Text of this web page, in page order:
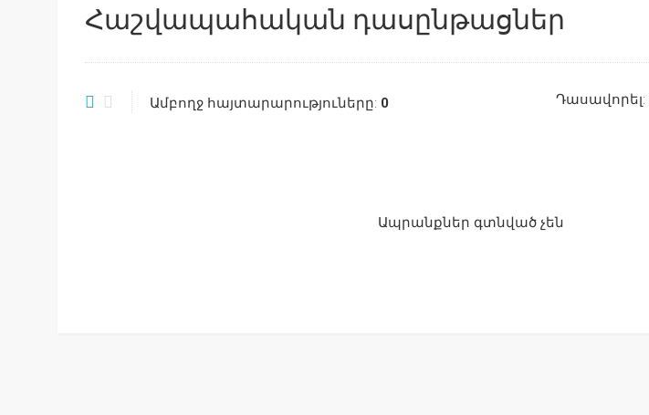
Հաշվապահական դասընթացներ
Ամբողջ հայտարարություները: 0 Դասավորել:
Ապրանքներ գտնված չեն